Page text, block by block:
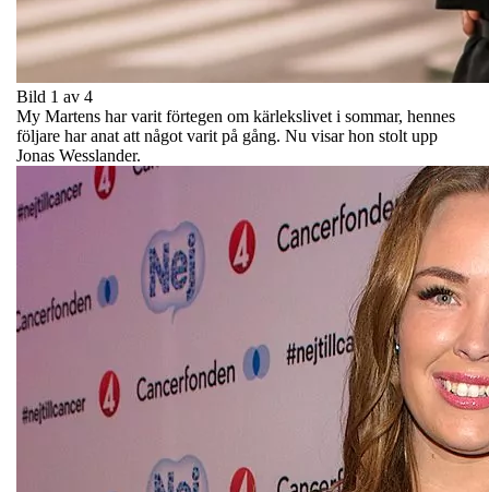
Bild 1 av 4
My Martens har varit förtegen om kärlekslivet i sommar, hennes
följare har anat att något varit på gång. Nu visar hon stolt upp
Jonas Wesslander.